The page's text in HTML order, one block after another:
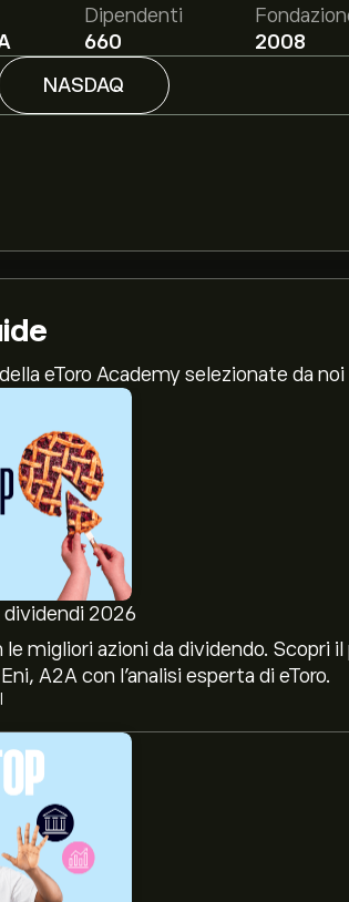
Dipendenti
660
2008
NASDAQ
eToro Academy selezionate da noi
dividendi 2026
le migliori azioni da dividendo. Scopri
A2A con l’analisi esperta di eToro.